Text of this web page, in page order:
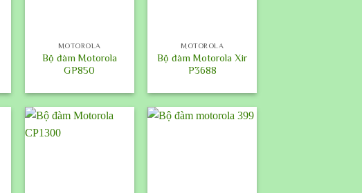
MOTOROLA
Bộ đàm Motorola
GP850
MOTOROLA
Bộ đàm Motorola Xir
P3688